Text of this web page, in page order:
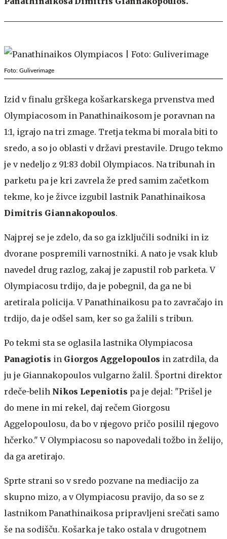
Foto: Guliverimage
Izid v finalu grškega košarkarskega prvenstva med
Olympiacosom in Panathinaikosom je poravnan na
1:1, igrajo na tri zmage. Tretja tekma bi morala biti to
sredo, a so jo oblasti v državi prestavile. Drugo tekmo
je v nedeljo z 91:83 dobil Olympiacos. Na tribunah in
parketu pa je kri zavrela že pred samim začetkom
tekme, ko je živce izgubil lastnik Panathinaikosa
Dimitris Giannakopoulos.
Najprej se je zdelo, da so ga izključili sodniki in iz
dvorane pospremili varnostniki. A nato je vsak klub
navedel drug razlog, zakaj je zapustil rob parketa. V
Olympiacosu trdijo, da je pobegnil, da ga ne bi
aretirala policija. V Panathinaikosu pa to zavračajo in
trdijo, da je odšel sam, ker so ga žalili s tribun.
Po tekmi sta se oglasila lastnika Olympiacosa
Panagiotis in Giorgos Aggelopoulos in zatrdila, da
ju je Giannakopoulos vulgarno žalil. Športni direktor
rdeče-belih Nikos Lepeniotis pa je dejal: "Prišel je
do mene in mi rekel, daj rečem Giorgosu
Aggelopoulosu, da bo v njegovo pričo posilil njegovo
hčerko." V Olympiacosu so napovedali tožbo in želijo,
da ga aretirajo.
Sprte strani so v sredo pozvane na mediacijo za
skupno mizo, a v Olympiacosu pravijo, da so se z
lastnikom Panathinaikosa pripravljeni srečati samo
še na sodišču. Košarka je tako ostala v drugotnem